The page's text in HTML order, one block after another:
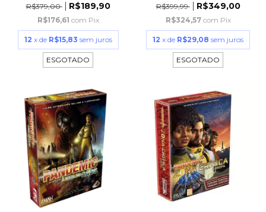
R$379,00
R$189,90
R$176,61 com Pix
12 x de R$15,83 sem juros
ESGOTADO
R$399,99
R$349,00
R$324,57 com Pix
12 x de R$29,08 sem juros
ESGOTADO